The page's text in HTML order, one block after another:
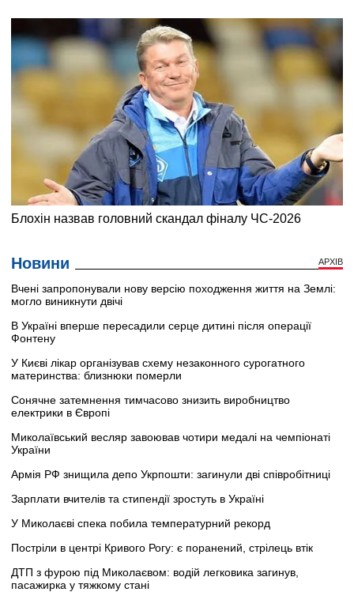
Новини АРХІВ
Вчені запропонували нову версію походження життя на Землі:
могло виникнути двічі
В Україні вперше пересадили серце дитині після операції
Фонтену
У Києві лікар організував схему незаконного сурогатного
материнства: близнюки померли
Сонячне затемнення тимчасово знизить виробництво
електрики в Європі
Миколаївський весляр завоював чотири медалі на чемпіонаті
України
Армія РФ знищила депо Укрпошти: загинули дві співробітниці
Зарплати вчителів та стипендії зростуть в Україні
У Миколаєві спека побила температурний рекорд
Постріли в центрі Кривого Рогу: є поранений, стрілець втік
ДТП з фурою під Миколаєвом: водій легковика загинув,
пасажирка у тяжкому стані